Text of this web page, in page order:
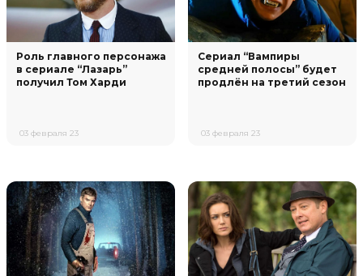
Роль главного персонажа
в сериале “Лазарь”
получил Том Харди
03 февраля 23
Сериал “Вампиры
средней полосы” будет
продлён на третий сезон
03 февраля 23